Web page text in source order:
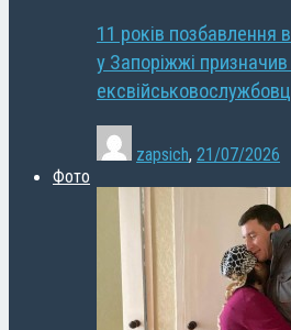
11 років позбавлення
у Запоріжжі
zapsich, 21/07/2026
Фото